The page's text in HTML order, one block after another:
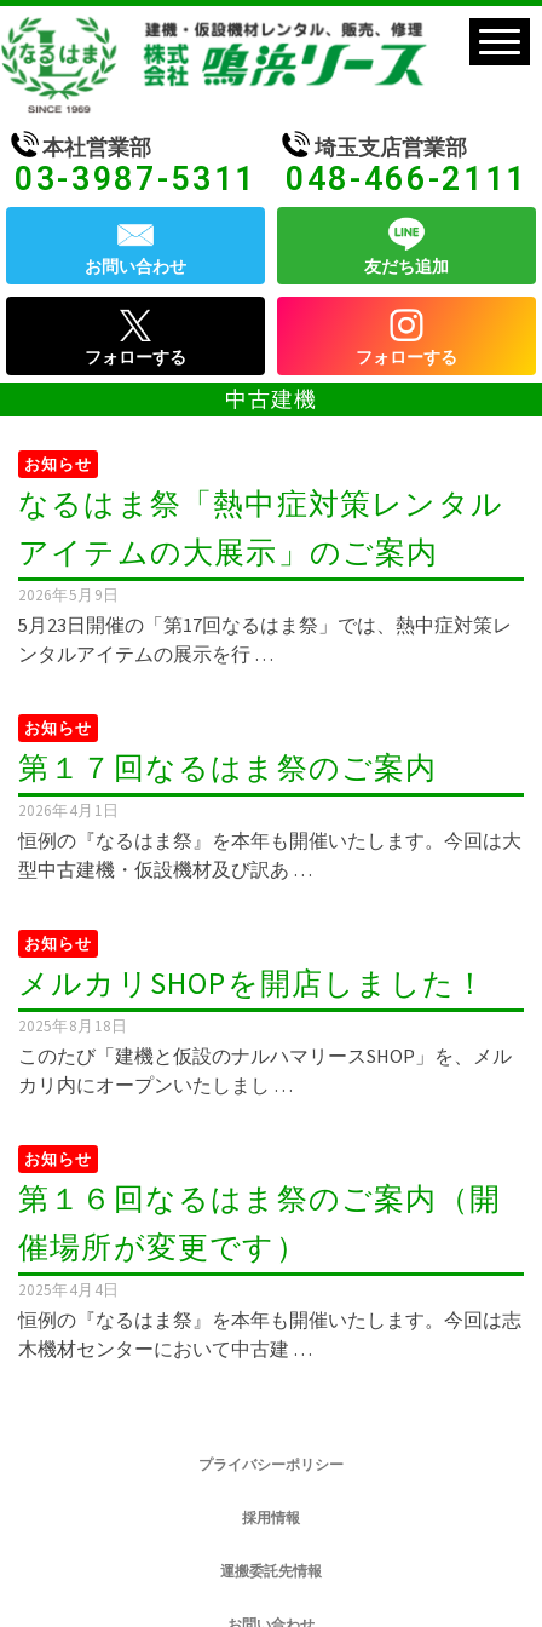
本社営業部
03-3987-5311
埼玉支店営業部
048-466-2111
お問い合わせ 友だち追加
フォローする フォローする
中古建機
お知らせ
なるはま祭「熱中症対策レンタル
アイテムの大展示」のご案内
2026年5月9日
5月23日開催の「第17回なるはま祭」では、熱中症対策レ
ンタルアイテムの展示を行 …
お知らせ
第１７回なるはま祭のご案内
2026年4月1日
恒例の『なるはま祭』を本年も開催いたします。今回は大
型中古建機・仮設機材及び訳あ …
お知らせ
メルカリSHOPを開店しました！
2025年8月18日
このたび「建機と仮設のナルハマリースSHOP」を、メル
カリ内にオープンいたしまし …
お知らせ
第１６回なるはま祭のご案内（開
催場所が変更です）
2025年4月4日
恒例の『なるはま祭』を本年も開催いたします。今回は志
木機材センターにおいて中古建 …
プライバシーポリシー
採用情報
運搬委託先情報